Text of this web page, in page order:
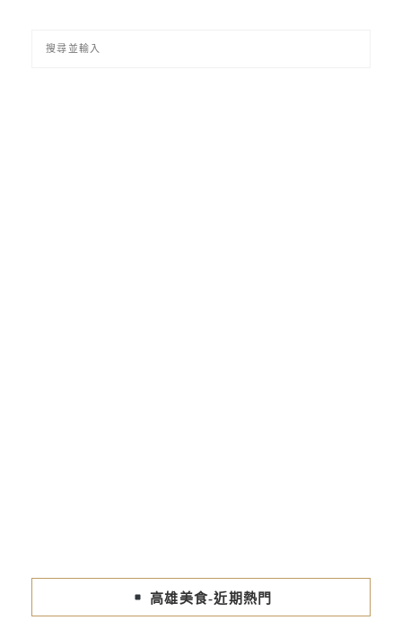
高雄美食-近期熱門